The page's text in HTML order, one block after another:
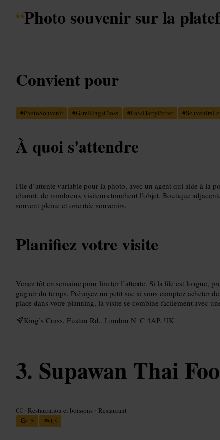
“Photo souvenir sur la
Convient pour
#PhotoSouvenir #GareKingsCross #FansHarryPotter #
À quoi s'attendre
File d’attente variable pour la photo, avec un agent qui aide à la
chariot, de nombreux visiteurs touchent l’objet. Boutique
souvent pleine et orientée souvenirs.
Planifiez votre visite
Venez tôt en semaine pour limiter l’attente. Si la file est longue,
gagner du temps. Prévoyez un petit sac si vous comptez acheter
place dans votre planning, la visite se combine facilement avec
King’s Cross, Euston Rd., London N1C 4AP, UK
Supawan Thai
€€ • Restauration et boissons • Restaurant
4,5
4,5